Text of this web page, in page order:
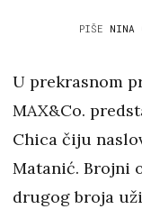
PIŠE NINA
U prekrasnom
MAX&Co.
Chica čiju
Matanić. Brojni
drugog broja